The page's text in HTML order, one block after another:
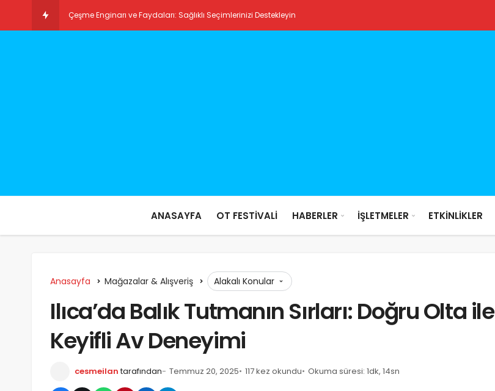
Çeşme Enginarı ve Faydaları: Sağlıklı Seçimlerinizi Destekleyin
ANASAYFA OT FESTİVALİ HABERLER İŞLETMELER ETKİNLİKLER
Anasayfa Mağazalar & Alışveriş Alakalı Konular
Ilıca’da Balık Tutmanın Sırları: Doğru Olta ile
Keyifli Av Deneyimi
cesmeilan tarafından Temmuz 20, 2025 117 kez okundu Okuma süresi: 1dk, 14sn